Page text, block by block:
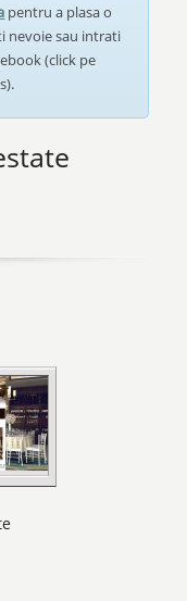
pentru a plasa o
nevoie sau intrati
(click pe